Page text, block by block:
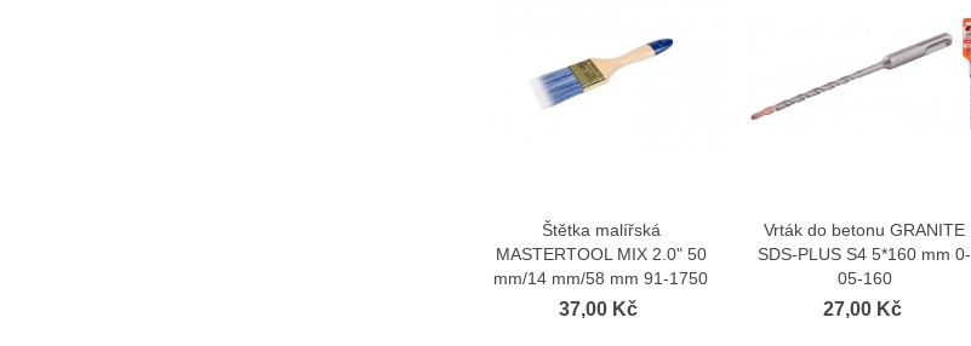
Zobrazit více
Štětka malířská
MASTERTOOL MIX 2.0" 50
mm/14 mm/58 mm 91-1750
37,00 Kč
Zobrazit více
Vrták do betonu GRANITE
SDS-PLUS S4 5*160 mm 0-
05-160
27,00 Kč